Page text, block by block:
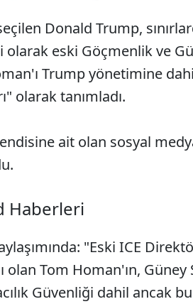
Donald Trump,
eski Göçmenlik ve
Trump yönetimine
olarak tanımladı.
ait olan sosyal
Haberleri
"Eski ICE
Tom Homan'ın, Güney
Güvenliği dahil ancak